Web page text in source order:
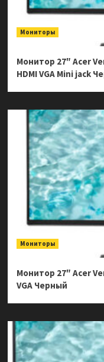
Мониторы
Монитор 27″ Acer
HDMI VGA Mini jack
Мониторы
Монитор 27″ Acer
VGA Черный